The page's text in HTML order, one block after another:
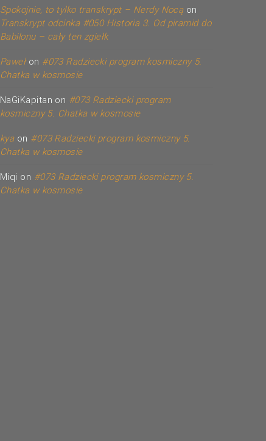
Spokojnie, to tylko transkrypt – Nerdy Nocąon
Transkrypt odcinka #050 Historia 3. Od piramid do
Babilonu – cały ten zgiełk
Pawełon #073 Radziecki program kosmiczny 5.
Chatka w kosmosie
NaGiKapitan on #073 Radziecki program
kosmiczny 5. Chatka w kosmosie
kyaon #073 Radziecki program kosmiczny 5.
Chatka w kosmosie
Miqi on #073 Radziecki program kosmiczny 5.
Chatka w kosmosie